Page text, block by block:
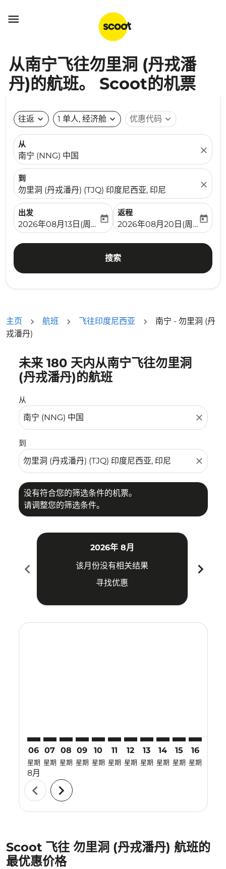

从南宁飞往勿里洞 (丹戎潘
丹)的航班。 Scoot的机票
往返 expand_more 1 单人, 经济舱 expand_more 优惠代码 expand_more
从
南宁 (NNG) 中国
close
到
勿里洞 (丹戎潘丹) (TJQ) 印度尼西亚, 印尼
close
出发
fc-booking-departure-date-aria-label
2026年08月13日(周四)
today
返程
fc-booking-return-date-
2026年08月20日(周四)
today
搜索
主页 航班 飞往印度尼西亚
南宁 - 勿里洞 (丹
戎潘丹)
未来 180 天内从南宁飞往勿里洞
(丹戎潘丹)的航班
从
close
到
close
没有符合您的筛选条件的机票。
请调整您的筛选条件。
没有符合您的筛选条件的机票。请调整您的筛选条件。
chevron_left
2026年 8月
该月份没有相关结果
寻找优惠
chevron_right
06
星期
8月
07
星期
08
星期
09
星期
10
星期
11
星期
12
星期
13
星期
14
星期
15
星期
16
星期
chevron_left chevron_right
Scoot 飞往 勿里洞 (丹戎潘丹) 航班的
最优惠价格